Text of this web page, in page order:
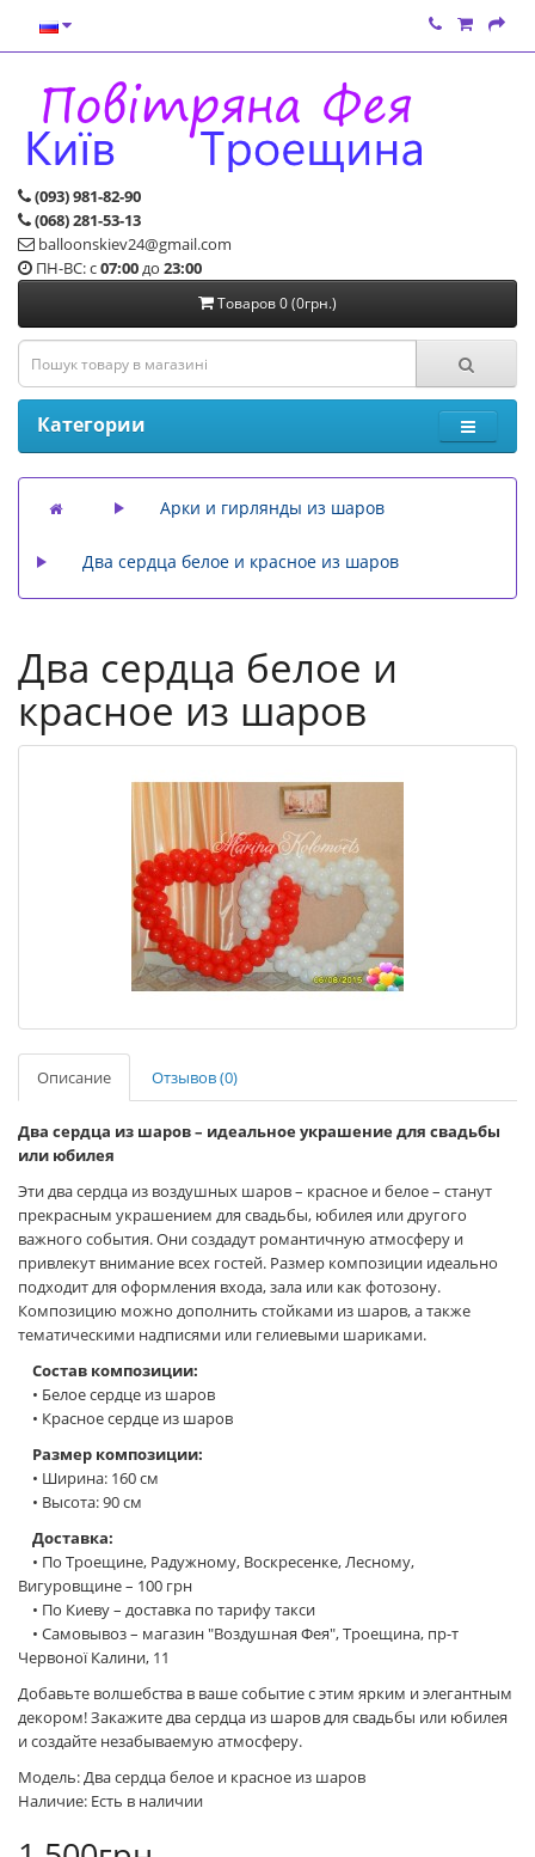
(093) 981-82-90
(068) 281-53-13
balloonskiev24@gmail.com
ПН-ВС: с07:00до 23:00
Товаров 0 (0грн.)
Категории
Арки и гирлянды из шаров
Два сердца белое и красное из шаров
Два сердца белое и
красное из шаров
Описание Отзывов (0)
Два сердца из шаров – идеальное украшение для свадьбы
или юбилея
Эти два сердца из воздушных шаров – красное и белое – станут
прекрасным украшением для свадьбы, юбилея или другого
важного события. Они создадут романтичную атмосферу и
привлекут внимание всех гостей. Размер композиции идеально
подходит для оформления входа, зала или как фотозону.
Композицию можно дополнить стойками из шаров, а также
тематическими надписями или гелиевыми шариками.
Состав композиции:
• Белое сердце из шаров
• Красное сердце из шаров
Размер композиции:
• Ширина: 160 см
• Высота: 90 см
Доставка:
• По Троещине, Радужному, Воскресенке, Лесному,
Вигуровщине – 100 грн
• По Киеву – доставка по тарифу такси
• Самовывоз – магазин "Воздушная Фея", Троещина, пр-т
Червоної Калини, 11
Добавьте волшебства в ваше событие с этим ярким и элегантным
декором! Закажите два сердца из шаров для свадьбы или юбилея
и создайте незабываемую атмосферу.
Модель: Два сердца белое и красное из шаров
Наличие: Есть в наличии